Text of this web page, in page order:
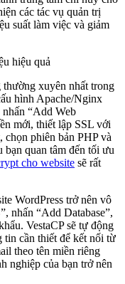
các tác vụ quản trị
suất làm việc và giảm
hiệu quả
xuyên nhất trong
hình Apache/Nginx
“Add Web
mới, thiết lập SSL với
chọn phiên bản PHP và
bạn quan tâm đến tối ưu
cho website sẽ rất
WordPress trở nên vô
nhấn “Add Database”,
VestaCP sẽ tự động
tin cần thiết để kết nối từ
theo tên miền riêng
nghiệp của bạn trở nên